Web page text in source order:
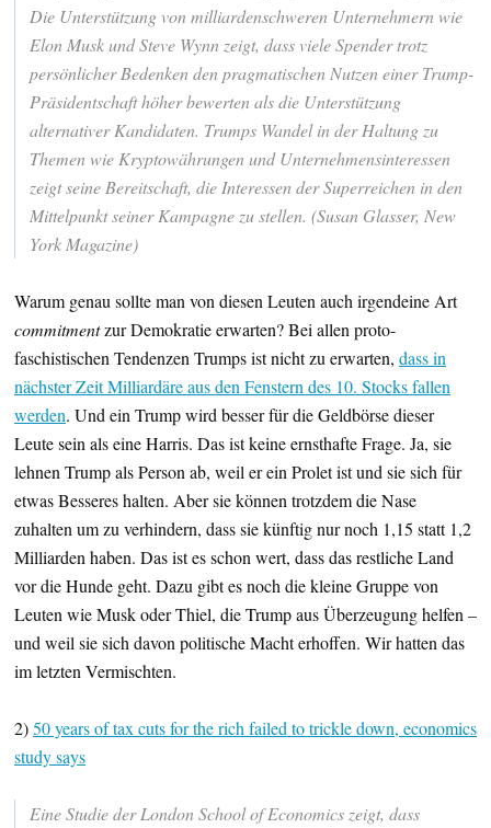
Die Unterstützung von milliardenschweren Unternehmern wie
Elon Musk und Steve Wynn zeigt, dass viele Spender trotz
persönlicher Bedenken den pragmatischen Nutzen einer Trump-
Präsidentschaft höher bewerten als die Unterstützung
alternativer Kandidaten. Trumps Wandel in der Haltung zu
Themen wie Kryptowährungen und Unternehmensinteressen
zeigt seine Bereitschaft, die Interessen der Superreichen in den
Mittelpunkt seiner Kampagne zu stellen. (Susan Glasser, New
York Magazine)
Warum genau sollte man von diesen Leuten auch irgendeine Art
commitmentzur Demokratie erwarten? Bei allen proto-
faschistischen Tendenzen Trumps ist nicht zu erwarten, dass in
nächster Zeit Milliardäre aus den Fenstern des 10. Stocks fallen
werden. Und ein Trump wird besser für die Geldbörse dieser
Leute sein als eine Harris. Das ist keine ernsthafte Frage. Ja, sie
lehnen Trump als Person ab, weil er ein Prolet ist und sie sich für
etwas Besseres halten. Aber sie können trotzdem die Nase
zuhalten um zu verhindern, dass sie künftig nur noch 1,15 statt 1,2
Milliarden haben. Das ist es schon wert, dass das restliche Land
vor die Hunde geht. Dazu gibt es noch die kleine Gruppe von
Leuten wie Musk oder Thiel, die Trump aus Überzeugung helfen –
und weil sie sich davon politische Macht erhoffen. Wir hatten das
im letzten Vermischten.
2)50 years of tax cuts for the rich failed to trickle down, economics
study says
Eine Studie der London School of Economics zeigt, dass